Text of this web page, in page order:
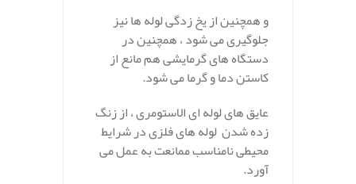
و همچنین از یخ زدگی لوله ها نیز
جلوگیری می شود ، همچنین در
دستگاه های گرمایشی هم مانع از
کاستن دما و گرما می شود.
عایق های لوله ای الاستومری ، از زنگ
زده شدن لوله های فلزی در شرایط
محیطی نامناسب ممانعت به عمل می
آورد.